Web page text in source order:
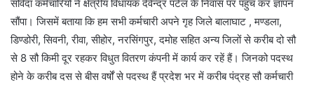
संविदा कर्मचारियों ने क्षेत्रीय विधायक देवेन्द्र पटेल के निवास पर पहुंच कर ज्ञापन
सौंपा। जिसमें बताया कि हम सभी कर्मचारी अपने गृह जिले बालाघाट , मण्डला,
डिण्डोरी, सिवनी, रीवा, सीहोर, नरसिंगपुर, दमोह सहित अन्य जिलों से करीब दो सौ
से 8 सौ किमी दूर रहकर विधुत वितरण कंपनी में कार्य कर रहें हैं। जिनको पदस्थ
होने के करीब दस से बीस वर्षों से पदस्थ हैं प्रदेश भर में करीब पंद्रह सौ कर्मचारी